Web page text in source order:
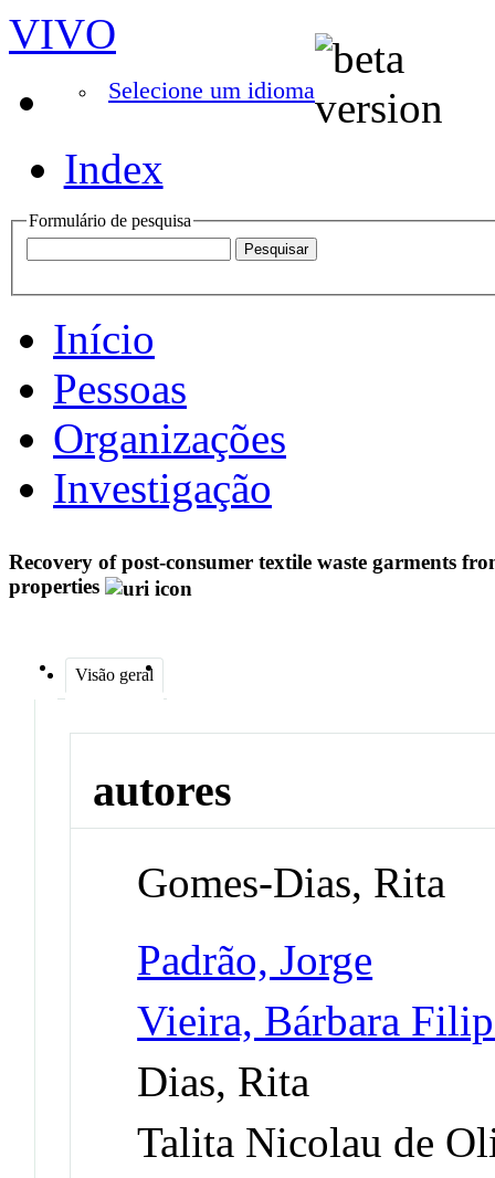
VIVO
Selecione um idioma
Index
Formulário de pesquisa
Início
Pessoas
Organizações
Investigação
Recovery of post-consumer textile waste garments
properties
Visão geral
autores
Gomes-Dias, Rita
Padrão, Jorge
Vieira, Bárbara
Dias, Rita
Talita Nicolau de